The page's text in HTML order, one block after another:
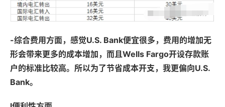
-综合费用方面，感觉U.S. Bank便宜很多，费用的增加无
形会带来更多的成本增加，而且Wells Fargo开设存款账
户的标准比较高。所以为了节省成本开支，我更偏向U.S.
Bank。